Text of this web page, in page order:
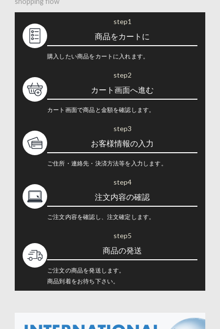
step1
商品をカートに
購入したい商品をカートに入れます。
step2
カート画面へ進む
カート画面で商品と金額を確認します。
step3
お客様情報の入力
ご住所・連絡先・決済方法等を入力します。
step4
注文内容の確認
ご注文内容を確認し、注文確定します。
step5
商品の発送
ご注文の商品を発送します。
商品到着をお待ち下さい。